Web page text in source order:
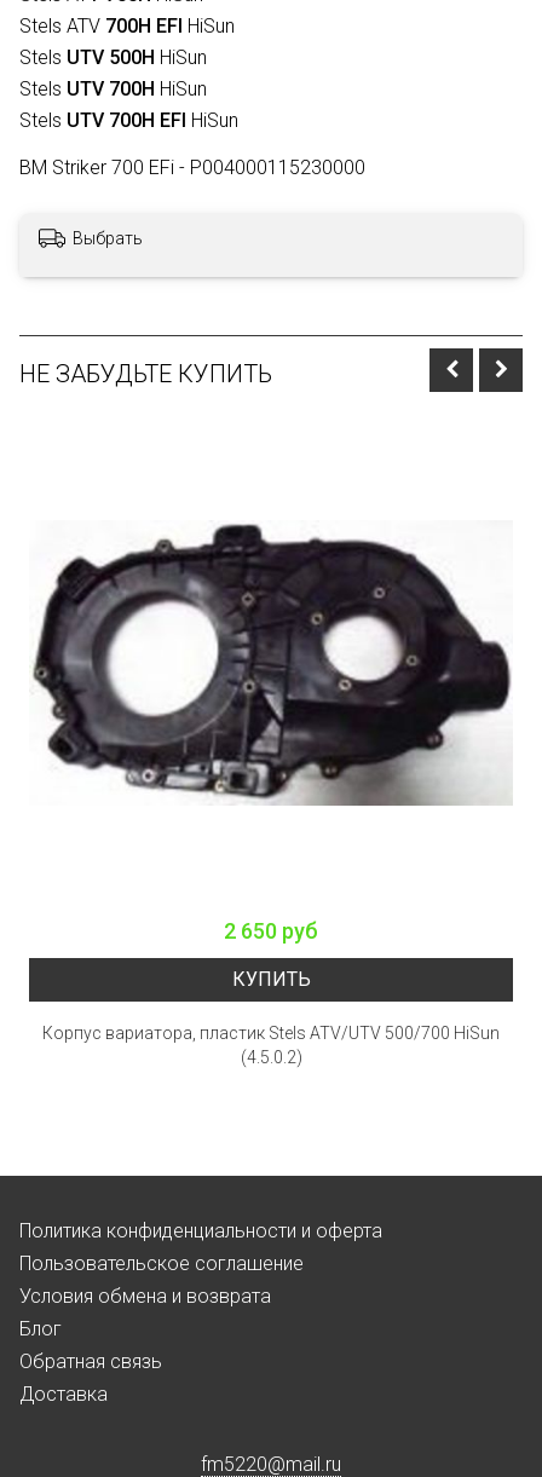
Stels ATV 700H EFI HiSun
Stels UTV 500H HiSun
Stels UTV 700H HiSun
Stels UTV 700H EFI HiSun
BM Striker 700 EFi - P004000115230000
Выбрать
НЕ ЗАБУДЬТЕ КУПИТЬ
2 650 руб
КУПИТЬ
Корпус вариатора, пластик Stels ATV/UTV 500/700 HiSun
(4.5.0.2)
Политика конфиденциальности и оферта
Пользовательское соглашение
Условия обмена и возврата
Блог
Обратная связь
Доставка
fm5220@mail.ru